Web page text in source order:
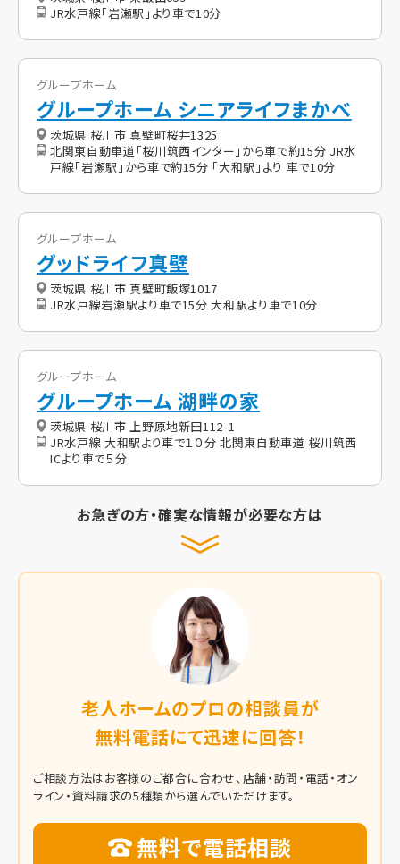
JR水戸線「岩瀬駅」より車で10分
グループホーム
グループホーム シニアライフまかべ
茨城県 桜川市 真壁町桜井1325
北関東自動車道「桜川筑西インター」から車で約15分 JR水
戸線「岩瀬駅」から車で約15分 「大和駅」より 車で10分
グループホーム
グッドライフ真壁
茨城県 桜川市 真壁町飯塚1017
JR水戸線岩瀬駅より車で15分 大和駅より車で10分
グループホーム
グループホーム 湖畔の家
茨城県 桜川市 上野原地新田112-1
JR水戸線 大和駅より車で１０分 北関東自動車道 桜川筑西
ICより車で５分
お急ぎの方・確実な情報が必要な方は
老人ホームのプロの相談員が
無料電話にて迅速に回答！
ご相談方法はお客様のご都合に合わせ、店舗・訪問・電話・オン
ライン・資料請求の5種類から選んでいただけます。
無料で電話相談